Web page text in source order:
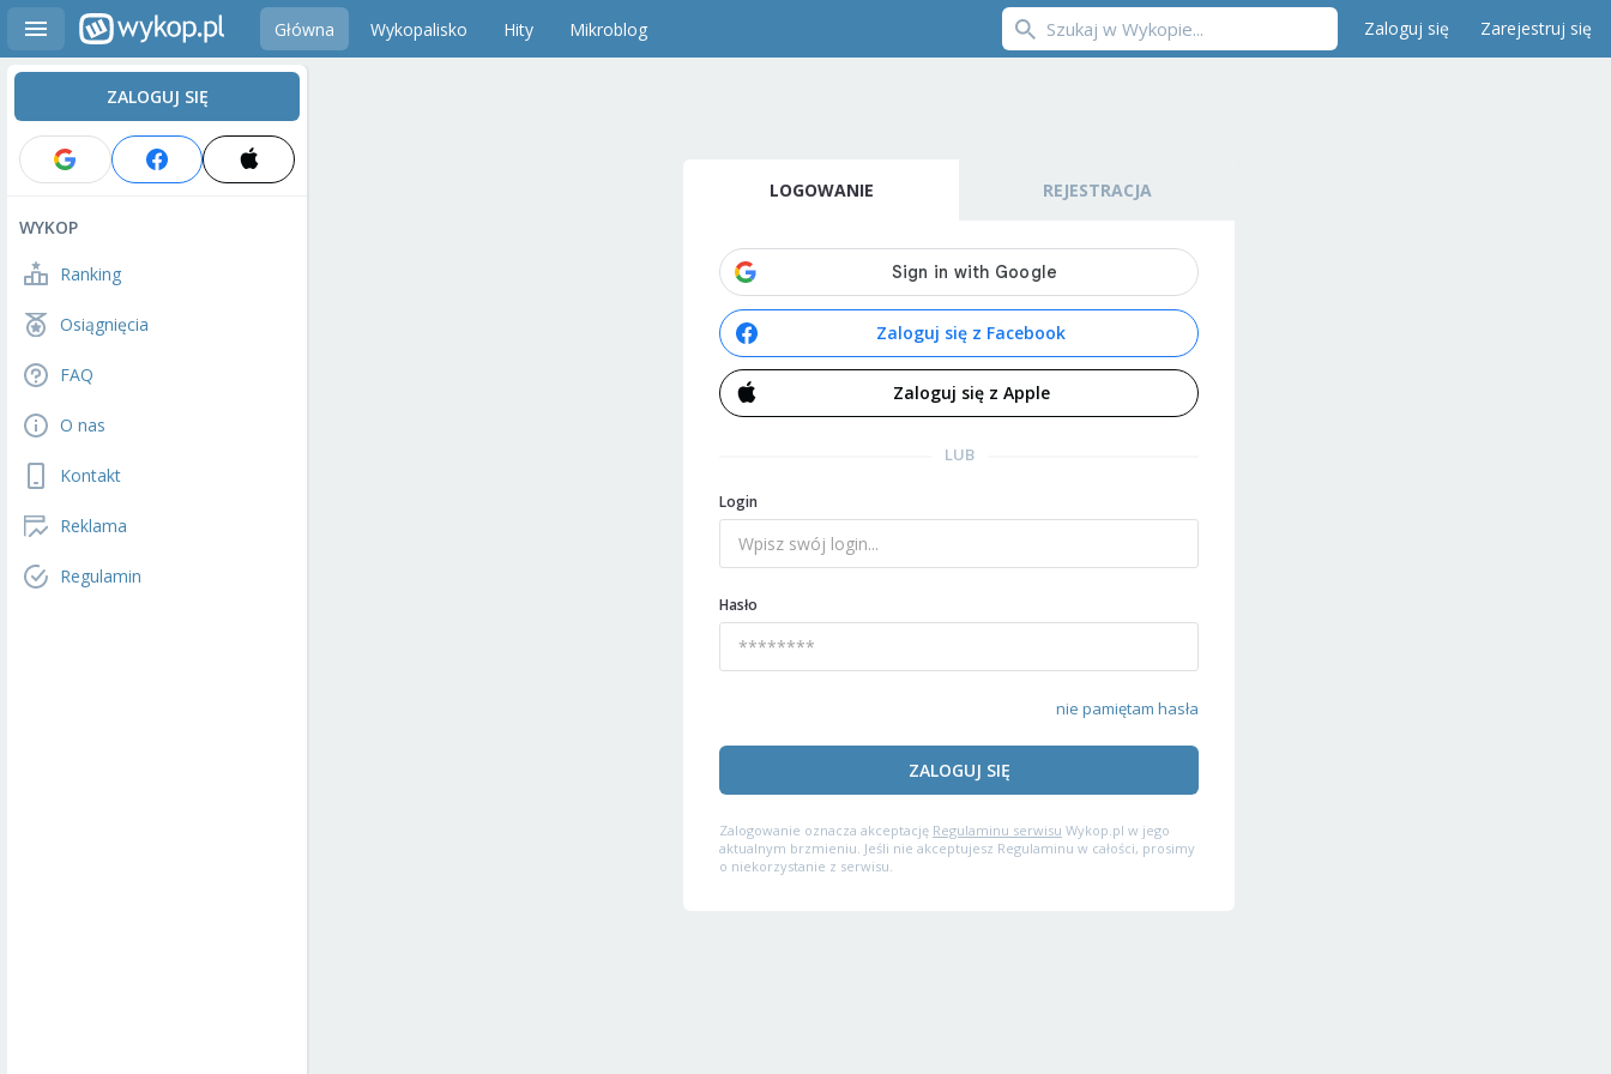
Główna Wykopalisko Hity Mikroblog Zaloguj się Zarejestruj się
ZALOGUJ SIĘ
WYKOP
Ranking
Osiągnięcia
FAQ
O nas
Kontakt
Reklama
Regulamin
LOGOWANIE REJESTRACJA
Zaloguj się z Facebook
Zaloguj się z Apple
LUB
Login
Hasło
nie pamiętam hasła
ZALOGUJ SIĘ
Zalogowanie oznacza akceptację Regulaminu serwisu Wykop.pl w jego
aktualnym brzmieniu. Jeśli nie akceptujesz Regulaminu w całości, prosimy
o niekorzystanie z serwisu.